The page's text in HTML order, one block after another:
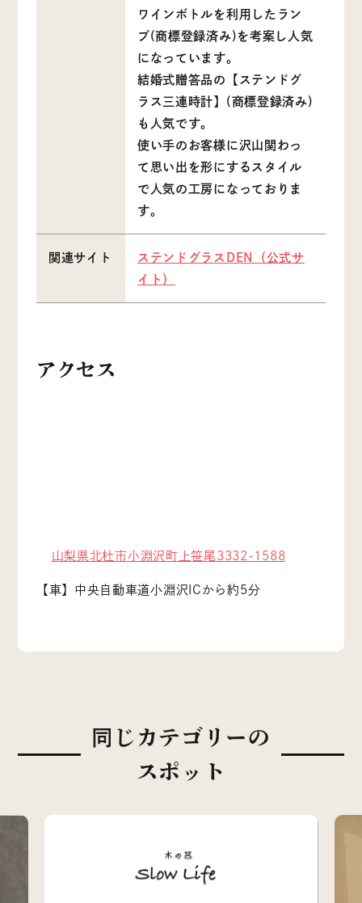
ワインボトルを利用したラン
プ(商標登録済み)を考案し人気
になっています。
結婚式贈答品の【ステンドグ
ラス三連時計】(商標登録済み)
も人気です。
使い手のお客様に沢山関わっ
て思い出を形にするスタイル
で人気の工房になっておりま
す。
関連サイト
ステンドグラスDEN（公式サ
イト）
アクセス
山梨県北杜市小淵沢町上笹尾3332-1588
【車】中央自動車道小淵沢ICから約5分
同じカテゴリーの
スポット